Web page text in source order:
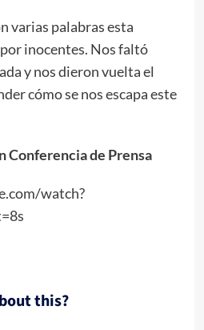
varias palabras esta
inocentes. Nos faltó
y nos dieron vuelta el
cómo se nos escapa este
Conferencia de Prensa
watch?
this?